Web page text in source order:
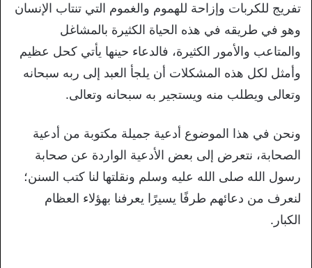
تفريج للكربات وإزاحة للهموم والغموم التي تنتاب الإنسان
وهو في طريقه في هذه الحياة الكثيرة بالمشاغل
والمتاعب والأمور الكثيرة، فالدعاء حينها يأتي كحل عظيم
وأمثل لكل هذه المشكلات أن يلجأ العبد إلى ربه سبحانه
وتعالى ويطلب منه ويستجير به سبحانه وتعالى.
ونحن في هذا الموضوع أدعية جميلة مكتوبة من أدعية
الصحابة، نتعرض إلى بعض الأدعية الواردة عن صحابة
رسول الله صلى الله عليه وسلم ونقلتها لنا كتب السنن؛
لنعرف من دعائهم طرفًا يسيرًا يعرفنا بهؤلاء العظام
الكبار.